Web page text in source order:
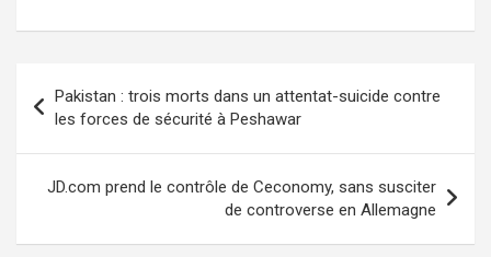
Pakistan : trois morts dans un attentat-suicide contre
les forces de sécurité à Peshawar
JD.com prend le contrôle de Ceconomy, sans susciter
de controverse en Allemagne